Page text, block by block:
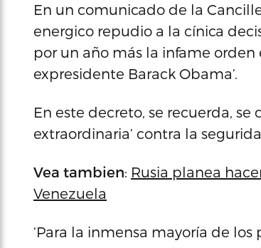
En un comunicado de la
energico repudio a la cínica
por un año más la infame
expresidente Barack Obama’.
En este decreto, se recuerda,
extraordinaria’ contra la
Vea tambien: Rusia planea
Venezuela
‘Para la inmensa mayoría de